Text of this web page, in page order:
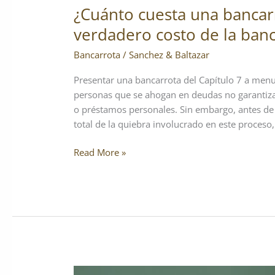
¿Cuánto cuesta una
verdadero costo de la
Bancarrota /Sanchez & Baltazar
Presentar una bancarrota del Capítulo 7 a
personas que se ahogan en deudas no
o préstamos personales. Sin embargo, antes
total de la quiebra involucrado en este
Read More »